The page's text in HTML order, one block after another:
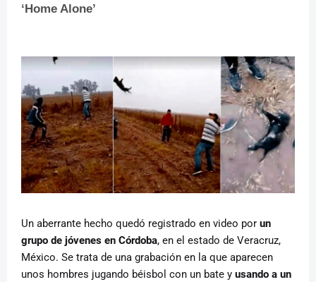
Un aberrante hecho quedó registrado en video por un
grupo de jóvenes en Córdoba, en el estado de Veracruz,
México. Se trata de una grabación en la que aparecen
unos hombres jugando béisbol con un bate y usando a un